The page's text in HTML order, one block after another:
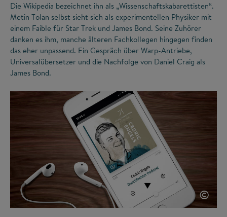
Die Wikipedia bezeichnet ihn als „Wissenschaftskabarettisten“.
Metin Tolan selbst sieht sich als experimentellen Physiker mit
einem Faible für Star Trek und James Bond. Seine Zuhörer
danken es ihm, manche älteren Fachkollegen hingegen finden
das eher unpassend. Ein Gespräch über Warp-Antriebe,
Universalübersetzer und die Nachfolge von Daniel Craig als
James Bond.
©